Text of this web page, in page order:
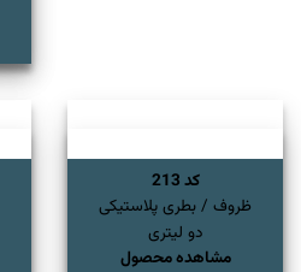
کد 213
ظروف / بطری پلاستیکی
دو لیتری
مشاهده محصول